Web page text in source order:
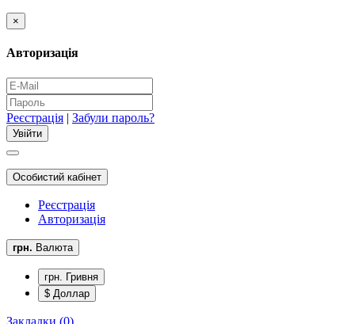
×
Авторизація
Реєстрація | Забули пароль?
Особистий кабінет
Реєстрація
Авторизація
грн. Валюта
грн. Гривня
$ Доллар
Закладки (0)